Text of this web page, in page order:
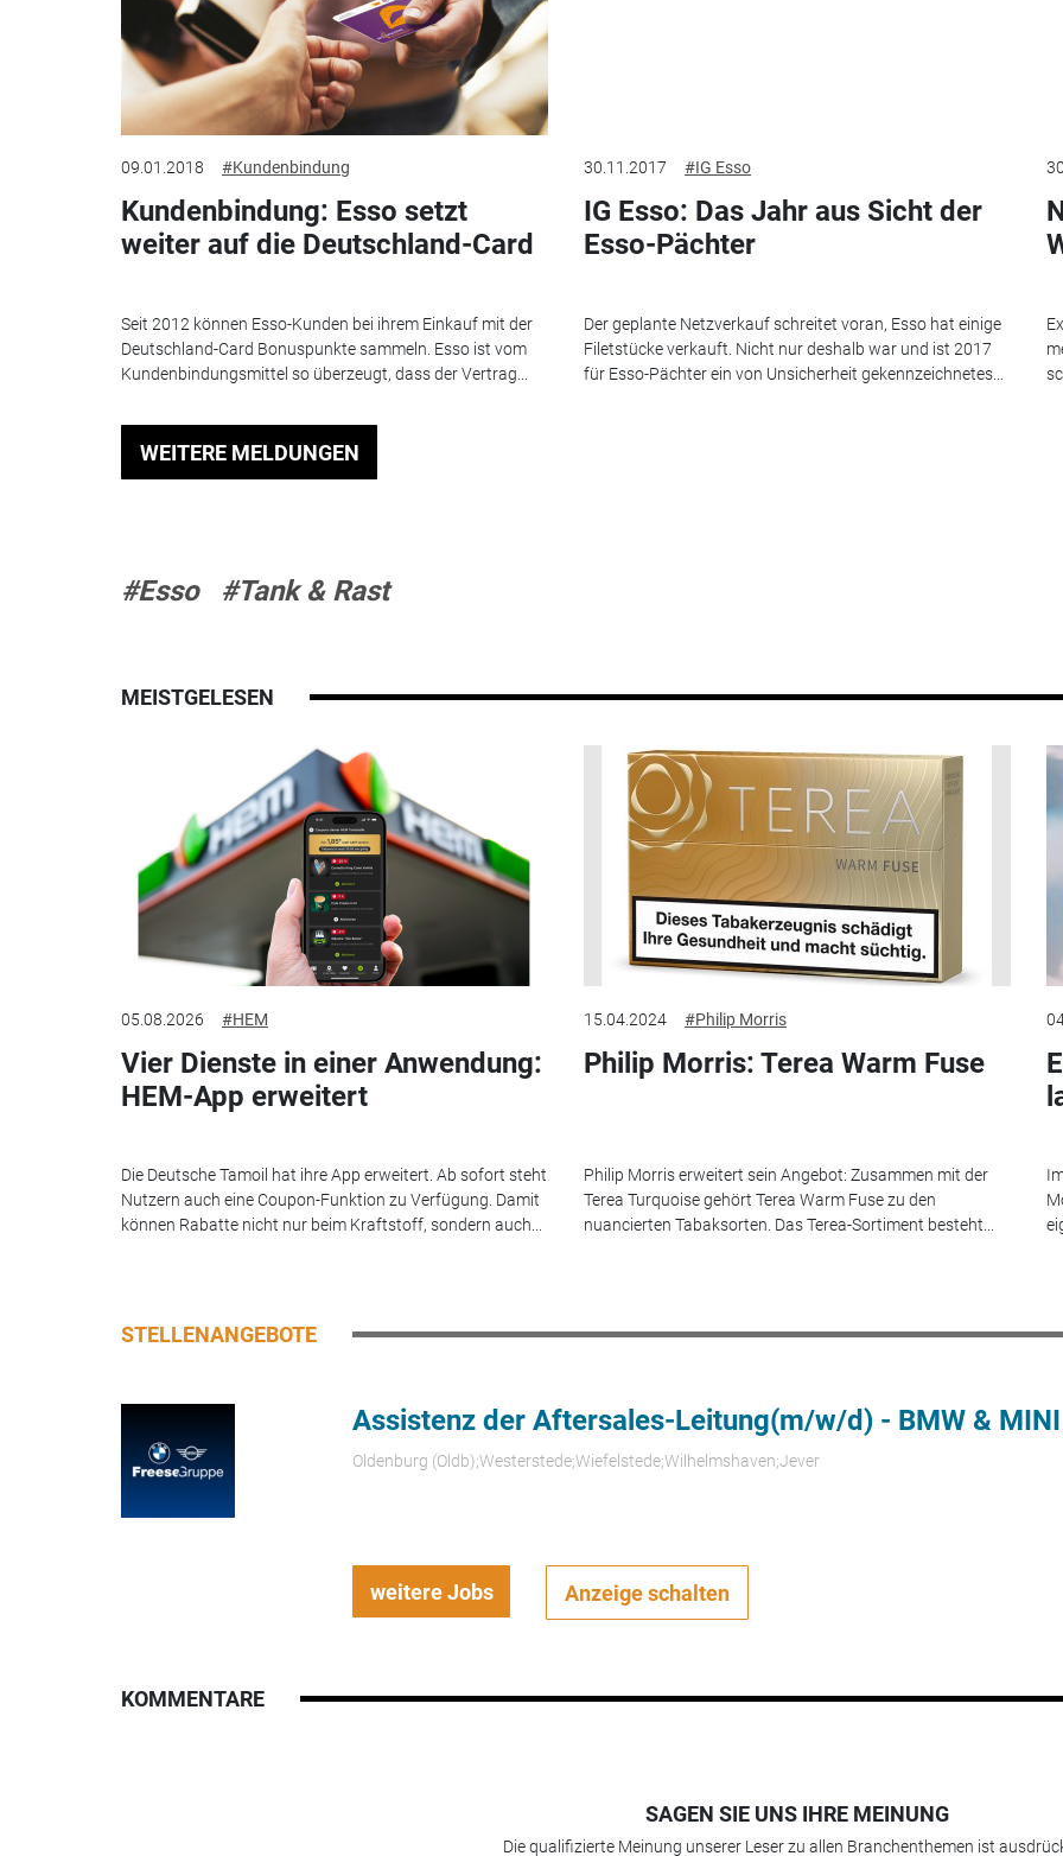
09.01.2018 #Kundenbindung
Kundenbindung: Esso setzt
weiter auf die Deutschland-Card
Seit 2012 können Esso-Kunden bei ihrem Einkauf mit der
Deutschland-Card Bonuspunkte sammeln. Esso ist vom
Kundenbindungsmittel so überzeugt, dass der Vertrag...
30.11.2017 #IG Esso
IG Esso: Das Jahr aus Sicht der
Esso-Pächter
Der geplante Netzverkauf schreitet voran, Esso hat einige
Filetstücke verkauft. Nicht nur deshalb war und ist 2017
für Esso-Pächter ein von Unsicherheit gekennzeichnetes...
WEITERE MELDUNGEN
#Esso #Tank & Rast
MEISTGELESEN
05.08.2026 #HEM
Vier Dienste in einer Anwendung:
HEM-App erweitert
Die Deutsche Tamoil hat ihre App erweitert. Ab sofort steht
Nutzern auch eine Coupon-Funktion zu Verfügung. Damit
können Rabatte nicht nur beim Kraftstoff, sondern auch...
15.04.2024 #Philip Morris
Philip Morris: Terea Warm Fuse
Philip Morris erweitert sein Angebot: Zusammen mit der
Terea Turquoise gehört Terea Warm Fuse zu den
nuancierten Tabaksorten. Das Terea-Sortiment besteht...
STELLENANGEBOTE
Assistenz der Aftersales-Leitung(m/w/d) - BMW & MINI
Oldenburg (Oldb);Westerstede;Wiefelstede;Wilhelmshaven;Jever
weitere Jobs Anzeige schalten
KOMMENTARE
SAGEN SIE UNS IHRE MEINUNG
Die qualifizierte Meinung unserer Leser zu allen Branchenthemen ist